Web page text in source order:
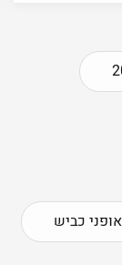
אופני כביש